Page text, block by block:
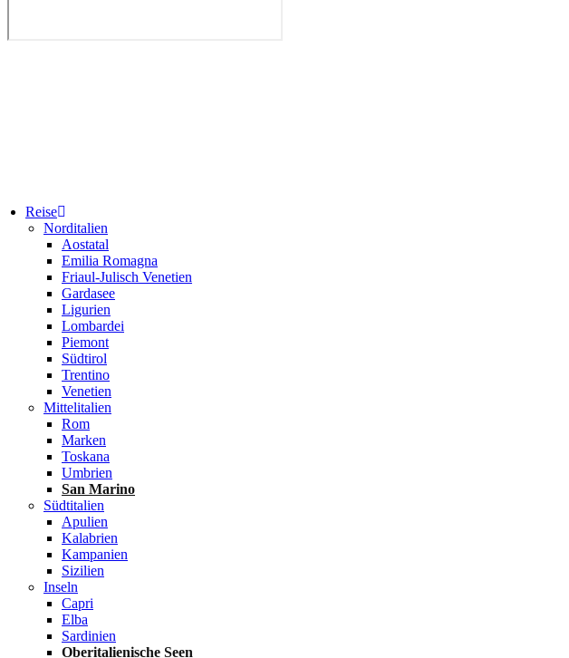
Reise
Norditalien
Aostatal
Emilia Romagna
Friaul-Julisch Venetien
Gardasee
Ligurien
Lombardei
Piemont
Südtirol
Trentino
Venetien
Mittelitalien
Rom
Marken
Toskana
Umbrien
San Marino
Südtitalien
Apulien
Kalabrien
Kampanien
Sizilien
Inseln
Capri
Elba
Sardinien
Oberitalienische Seen